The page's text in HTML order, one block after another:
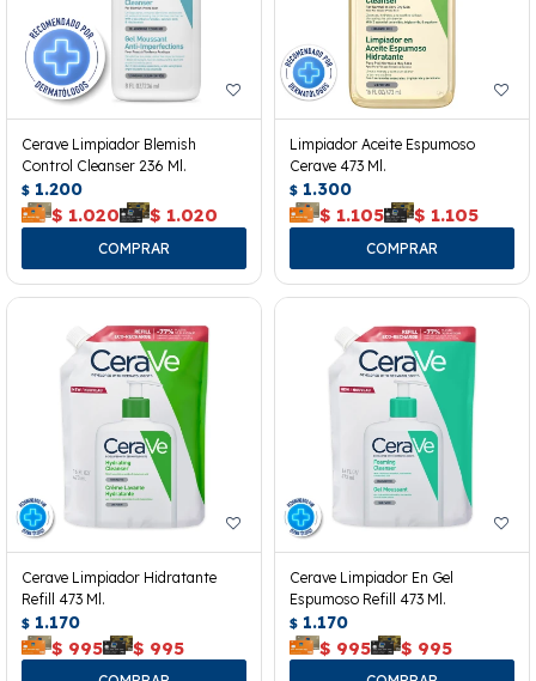
Cerave Limpiador Blemish
Control Cleanser 236 Ml.
$ 1.200
$ 1.020 $ 1.020
Limpiador Aceite Espumoso
Cerave 473 Ml.
$ 1.300
$ 1.105 $ 1.105
Cerave Limpiador Hidratante
Refill 473 Ml.
$ 1.170
$ 995 $ 995
Cerave Limpiador En Gel
Espumoso Refill 473 Ml.
$ 1.170
$ 995 $ 995